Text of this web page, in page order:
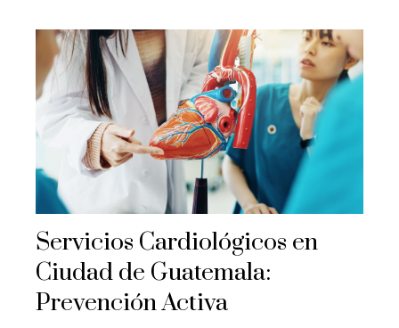
Servicios Cardiológicos en
Ciudad de Guatemala:
Prevención Activa